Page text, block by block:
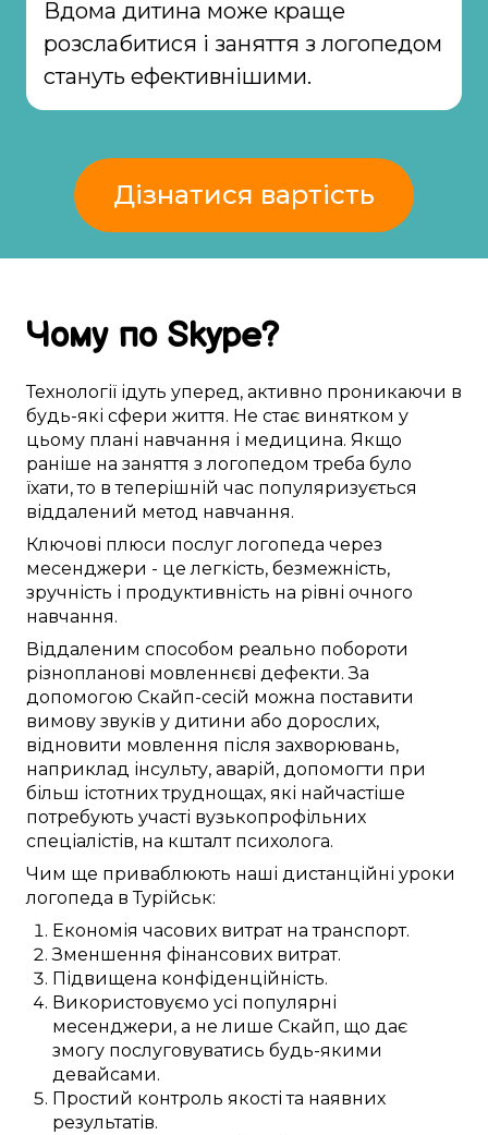
Вдома дитина може краще
розслабитися і заняття з логопедом
стануть ефективнішими.
Дізнатися вартість
Чому по Skype?
Технології ідуть уперед, активно проникаючи в
будь-які сфери життя. Не стає винятком у
цьому плані навчання і медицина. Якщо
раніше на заняття з логопедом треба було
їхати, то в теперішній час популяризується
віддалений метод навчання.
Ключові плюси послуг логопеда через
месенджери - целегкість, безмежність,
зручність і продуктивність на рівні очного
навчання.
Віддаленим способом реально побороти
різнопланові мовленнєві дефекти.За
допомогою Скайп-сесій можна поставити
вимову звуків у дитини або дорослих,
відновити мовлення після захворювань,
наприклад інсульту, аварій, допомогти при
більш істотнихтруднощах, які найчастіше
потребують участі вузькопрофільних
спеціалістів, на кшталт психолога.
Чим ще приваблюють наші дистанційні уроки
логопеда вТурійськ:
Економія часових витратнатранспорт.
Зменшення фінансових витрат.
Підвищена конфіденційність.
Використовуємо усі популярні
месенджери, а не лише Скайп, що дає
змогу послуговуватись будь-якими
девайсами.
Простий контроль якості та наявних
результатів.